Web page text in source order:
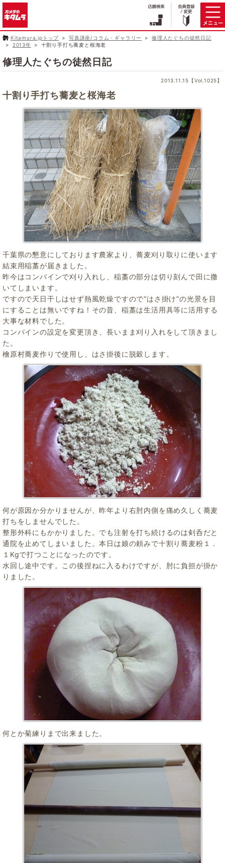
Kitamura.jpトップ 写真講座/コラム・ギャラリー
修理人たぐちの徒然日記
2013年
十割り手打ち蕎麦と桜海老
修理人たぐちの徒然日記
2013.11.15【Vol.1025】
十割り手打ち蕎麦と桜海老
千葉県の懇意にしております農家より、蕎麦刈り取りに使います
結束用稲藁が届きました。
昨今はコンバインで刈り入れし、稲藁の部分は切り刻んで田に撒
いてしまいます。
ですので天日干しはせず熱風乾燥ですので“はさ掛け”の光景を目
にすることは無いですね！その昔、稲藁は生活用具等に活用する
大事な材料でした。
コンバインの設定を変更頂き、長いまま刈り入れをして頂きまし
た。
檜原村蕎麦作りで使用し、はさ掛後に脱穀します。
何が原因か分かりませんが、昨年より右肘内側を痛め久しく蕎麦
打ちをしませんでした。
整形外科にもかかりました。でも注射を打ち続けるのは剣呑だと
通院を止めてしまいました。本日は娘の頼みで十割り蕎麦粉１．
１Kgで打つことになったのです。
水回し途中です。この後捏ねに入るわけですが、肘に負担が掛か
りました。
何とか菊練りまで出来ました。